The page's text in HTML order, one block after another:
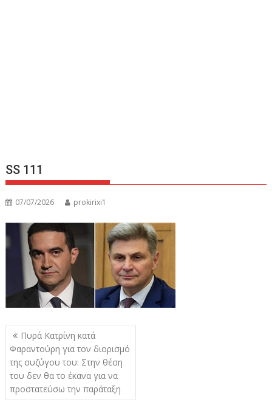
SS 111
07/07/2026 prokirixi1
Πλοήγηση
άρθρων
Πυρά Κατρίνη κατά
Φαραντούρη για τον διορισμό
της συζύγου του: Στην θέση
του δεν θα το έκανα για να
προστατεύσω την παράταξη